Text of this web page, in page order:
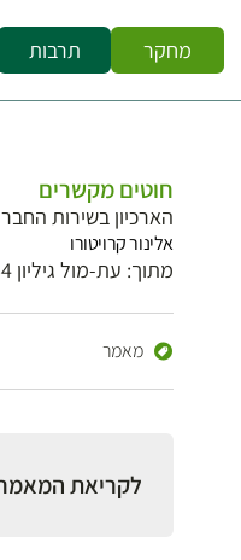
מחקר תרבות
חוטים מקשרים
הארכיון בשירות
אלינור קרויטורו
מתוך: עת-מול גיליון 264
מאמר
לקריאת